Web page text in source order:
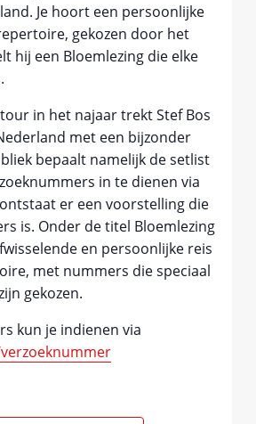
Je hoort een persoonlijke
gekozen door het
hij een Bloemlezing die elke
in het najaar trekt Stef Bos
met een bijzonder
bepaalt namelijk de setlist
in te dienen via
er een voorstelling die
is. Onder de titel Bloemlezing
en persoonlijke reis
met nummers die speciaal
gekozen.
kun je indienen via